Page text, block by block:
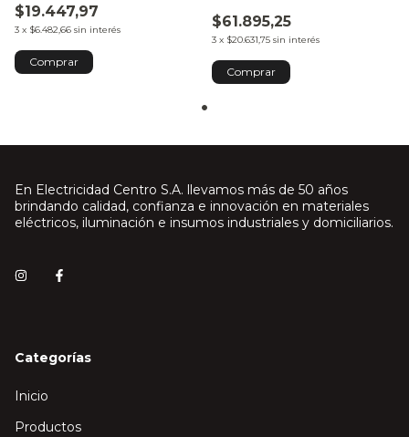
$19.447,97
3 x $6.482,66 sin interés $61.895,25
3 x $20.631,75 sin interés
Comprar
En Electricidad Centro S.A. llevamos más de 50 años
brindando calidad, confianza e innovación en materiales
eléctricos, iluminación e insumos industriales y domiciliarios.
Categorías
Inicio
Productos